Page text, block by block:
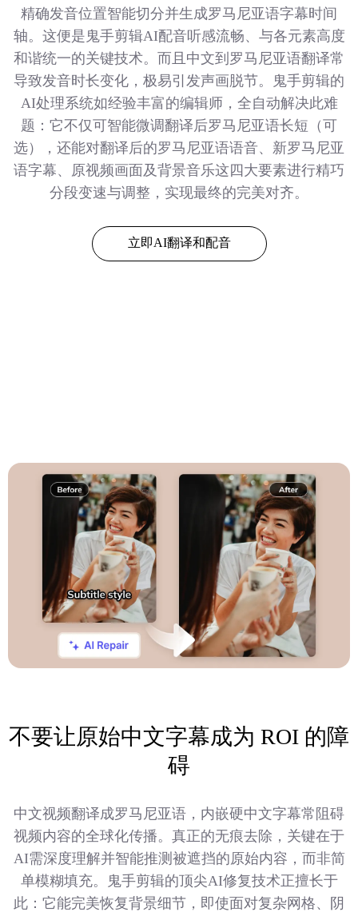
精确发音位置智能切分并生成罗马尼亚语字幕时间
轴。这便是鬼手剪辑AI配音听感流畅、与各元素高度
和谐统一的关键技术。而且中文到罗马尼亚语翻译常
导致发音时长变化，极易引发声画脱节。鬼手剪辑的
AI处理系统如经验丰富的编辑师，全自动解决此难
题：它不仅可智能微调翻译后罗马尼亚语长短（可
选），还能对翻译后的罗马尼亚语语音、新罗马尼亚
语字幕、原视频画面及背景音乐这四大要素进行精巧
分段变速与调整，实现最终的完美对齐。
立即AI翻译和配音
不要让原始中文字幕成为 ROI 的障
碍
中文视频翻译成罗马尼亚语，内嵌硬中文字幕常阻碍
视频内容的全球化传播。真正的无痕去除，关键在于
AI需深度理解并智能推测被遮挡的原始内容，而非简
单模糊填充。鬼手剪辑的顶尖AI修复技术正擅长于
此：它能完美恢复背景细节，即使面对复杂网格、阴